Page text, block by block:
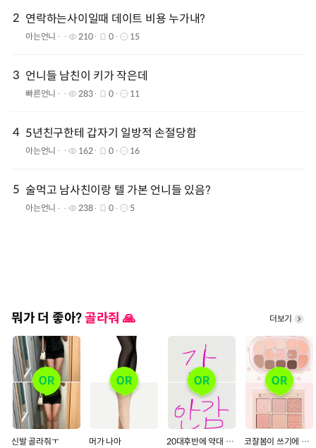
2 연락하는사이일때 데이트 비용 누가내?
아는언니 210 0 15
3 언니들 남친이 키가 작은데
빠른언니 283 0 11
4 5년친구한테 갑자기 일방적 손절당함
아는언니 162 0 16
5 술먹고 남사친이랑 텔 가본 언니들 있음?
아는언니 238 0 5
뭐가 더 좋아?골라줘 🙏 더보기
신발 골라줘ㅜ 머가 나아 20대후반에 약대 보내주면 감? 코잘봄이 쓰기에 더 좋은팔레트 골라줘용